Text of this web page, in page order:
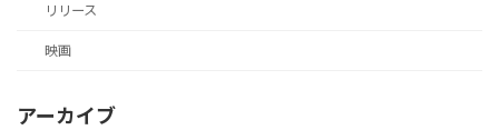
リリース
映画
アーカイブ